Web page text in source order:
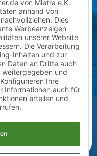
im
von Mietra e.K.
anhand von
Dies
Werbeanzeigen
unserer Website
Die Verarbeitung
Inhalten und zur
Daten an Dritte auch
weitergegeben und
Ihre
Informationen auch für
erteilen und